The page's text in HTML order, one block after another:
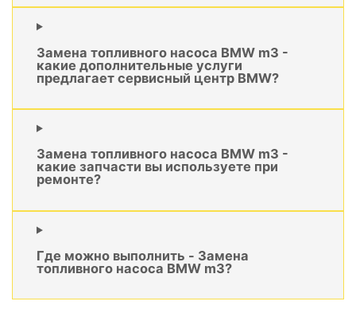
Замена топливного насоса BMW m3 -
какие дополнительные услуги
предлагает сервисный центр BMW?
Замена топливного насоса BMW m3 -
какие запчасти вы используете при
ремонте?
Где можно выполнить - Замена
топливного насоса BMW m3?